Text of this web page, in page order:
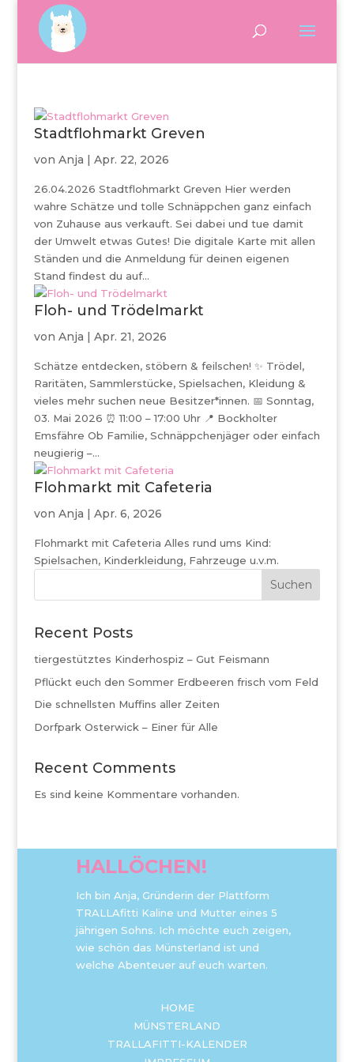
Stadtflohmarkt Greven
von Anja | Apr. 22, 2026
26.04.2026 Stadtflohmarkt Greven Hier werden
wahre Schätze und tolle Schnäppchen ganz einfach
von Zuhause aus verkauft. Sei dabei und tue damit
der Umwelt etwas Gutes! Die digitale Karte mit allen
Ständen und die Anmeldung für deinen eigenen
Stand findest du auf...
Floh- und Trödelmarkt
von Anja | Apr. 21, 2026
Schätze entdecken, stöbern & feilschen! ✨ Trödel,
Raritäten, Sammlerstücke, Spielsachen, Kleidung &
vieles mehr suchen neue Besitzer*innen. 📅 Sonntag,
03. Mai 2026 ⏰ 11:00 – 17:00 Uhr 📍 Bockholter
Emsfähre Ob Familie, Schnäppchenjäger oder einfach
neugierig –...
Flohmarkt mit Cafeteria
von Anja | Apr. 6, 2026
Flohmarkt mit Cafeteria Alles rund ums Kind:
Spielsachen, Kinderkleidung, Fahrzeuge u.v.m.
Suchen
Recent Posts
tiergestütztes Kinderhospiz – Gut Feismann
Pflückt euch den Sommer Erdbeeren frisch vom Feld
Die schnellsten Muffins aller Zeiten
Dorfpark Osterwick – Einer für Alle
Recent Comments
Es sind keine Kommentare vorhanden.
HALLÖCHEN!
Ich bin Anja, Gründerin der Plattform
TRALLAfitti Kaline und Mutter eines 5
jährigen Sohns. Ich möchte euch zeigen,
wie schön das Münsterland ist und
welche Abenteuer auf euch warten.
HOME
MÜNSTERLAND
TRALLAFITTI-KALENDER